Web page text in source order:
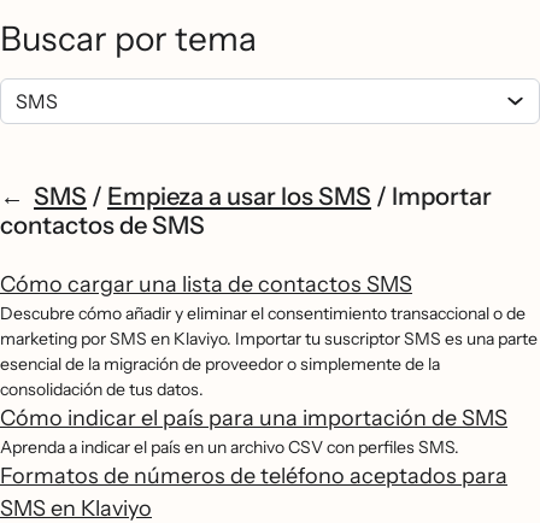
Buscar por tema
SMS / Empieza a usar los SMS / Importar
contactos de SMS
Cómo cargar una lista de contactos SMS
Descubre cómo añadir y eliminar el consentimiento transaccional o de
marketing por SMS en Klaviyo. Importar tu suscriptor SMS es una parte
esencial de la migración de proveedor o simplemente de la
consolidación de tus datos.
Cómo indicar el país para una importación de SMS
Aprenda a indicar el país en un archivo CSV con perfiles SMS.
Formatos de números de teléfono aceptados para
SMS en Klaviyo